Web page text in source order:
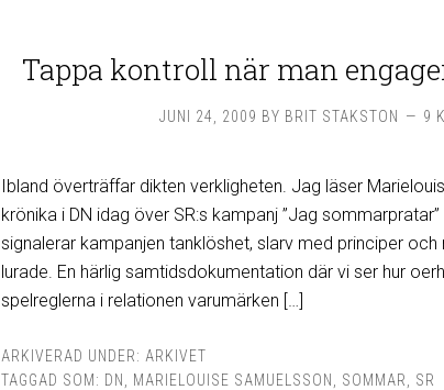
Tappa kontroll när man
JUNI 24, 2009 BY BRIT STAKSTON 9
Ibland överträffar dikten verkligheten. Jag läser
krönika i DN idag över SR:s kampanj ”Jag
signalerar kampanjen tanklöshet, slarv med principer och
lurade. En härlig samtidsdokumentation där vi ser hur
spelreglerna i relationen varumärken […]
ARKIVERAD UNDER: ARKIVET
TAGGAD SOM: DN MARIELOUISE SAMUELSSON SOMMAR SR